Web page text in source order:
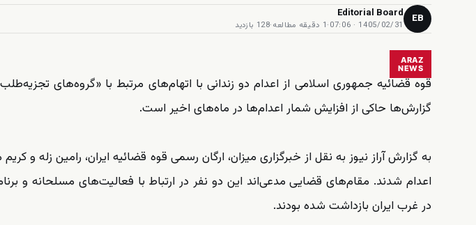
EB
Editorial Board
1405/02/31 · 07:06
·1 دقیقه مطالعه ·128 بازدید
ARAZ
NEWS
قوه قضائیه جمهوری اسلامی از اعدام دو زندانی با اتهام‌های مرتبط با «گروه‌های
گزارش‌ها حاکی از افزایش شمار اعدام‌ها در ماه‌های اخیر است.
اعدام شدند. مقام‌های قضایی مدعی‌اند این دو نفر در ارتباط با فعالیت‌های مسلحانه و
در غرب ایران بازداشت شده بودند.